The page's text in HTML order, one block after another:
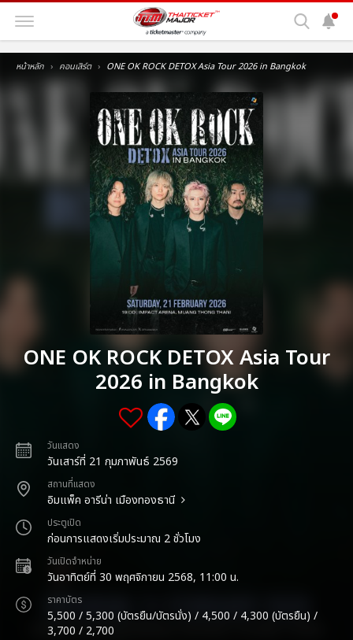
หน้าหลัก คอนเสิร์ต ONE OK ROCK DETOX Asia Tour 2026 in Bangkok
ONE OK ROCK DETOX Asia Tour
2026 in Bangkok
วันแสดง
วันเสาร์ที่ 21 กุมภาพันธ์ 2569
สถานที่แสดง
อิมแพ็ค อารีน่า เมืองทองธานี
ประตูเปิด
ก่อนการแสดงเริ่มประมาณ 2 ชั่วโมง
วันเปิดจำหน่าย
วันอาทิตย์ที่ 30 พฤศจิกายน 2568, 11:00 น.
ราคาบัตร
5,500 / 5,300 (บัตรยืน/บัตรนั่ง) / 4,500 / 4,300 (บัตรยืน) /
3,700 / 2,700